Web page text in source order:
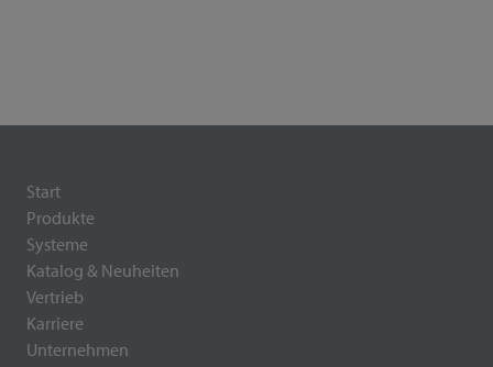
Start
Produkte
Systeme
Katalog & Neuheiten
Vertrieb
Karriere
Unternehmen